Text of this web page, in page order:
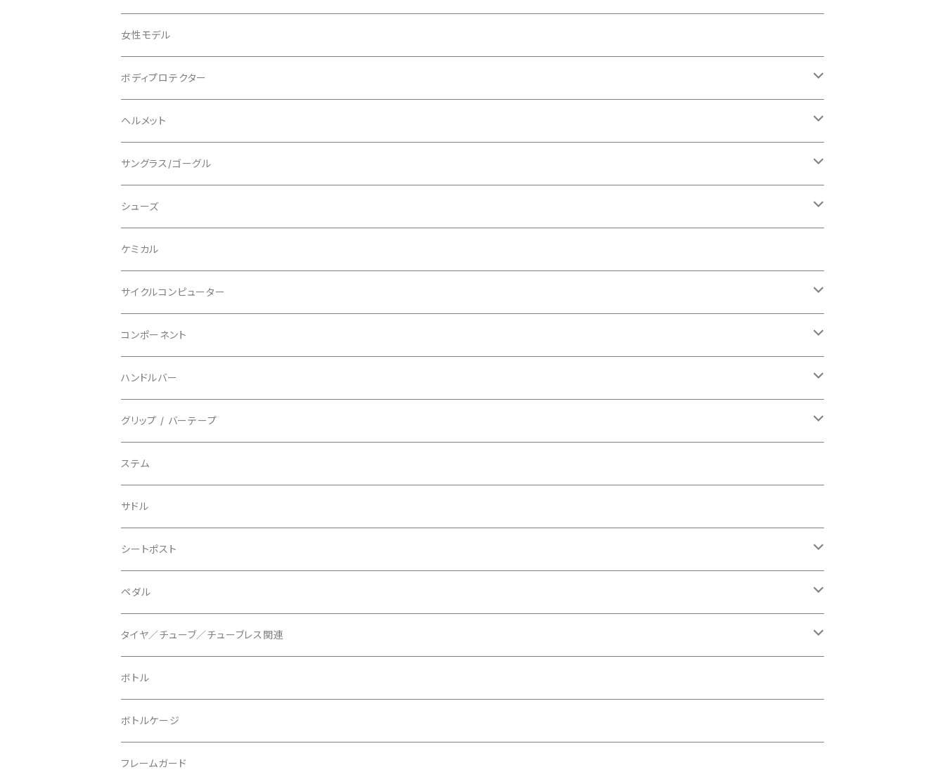
ADEPT/アデプト
AENOMALY/アエノマリー
ALL MOUNTAIN STYLE
AVID/アヴィド
BAR MITTS/バーミッツ
BAZOOKA/バズーカ
BBB/ビービービー
BELL/ベル
BIKEHAND/バイクハンド
BIO RACER/ビオレーサー
BIKEYOKE/バイクヨーク
BLACKBURN/ブラックバーン
BLB/ビーエルビー
BLUEGRASS/ブルーグラス
BONTRAGER/ボントレガー
BURGTEC/バーグテック
BUSCH＋MULLER/ブッシュ＆ミュラー
CAMELBAK/キャメルバッグ
Tシャツ
ジャージ
ロングスリーブ
ショートスリーブ
ジャケット
ショーツ
ビブタイプ
パンツ / タイツ
上下セット
グローブ
指切り
フルフィンガー
ソックス
シューズカバー
キャップ
その他
女性モデル
ボディプロテクター
エルボー/肘
ニー/膝
その他
ヘルメット
ロード
マウンテンバイク
フルフェイス
キッズ
サングラス/ゴーグル
アクセサリー
シューズ
ロード
グラベル
マウンテンバイク
フラットペダル用
ビンディングペダル用
インソール
ケミカル
サイクルコンピューター
ヘッドユニット
センサー
アクセサリー
コンポーネント
カセットスプロケット
シフターマウント
ステムスペーサー
ケーブル類
チェーンガイド／キャッチャー
チェーンリング
ディスクブレーキ
ブレーキローター
ブレーキパッド
ディレーラーハンガー
トップキャップ
ベル
ハンドルバー
ドロップハンドル
フラット/ライザーバー
グリップ / バーテープ
グリップ
バーテープ
グリップカラー / バーエンドキャップ
ステム
サドル
シートポスト
ドロッパーポスト
シートクランプ
ペダル
ビンディングペダル
フラットペダル
クリート
タイヤ／チューブ／チューブレス関連
700c
29" / 27.5"
〜26"
ボトル
ボトルケージ
フレームガード